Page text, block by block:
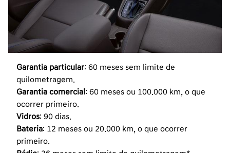
Garantia particular: 60 meses sem limite de
quilometragem.
Garantia comercial: 60 meses ou 100.000 km, o que
ocorrer primeiro.
Vidros: 90 dias.
Bateria: 12 meses ou 20.000 km, o que ocorrer
primeiro.